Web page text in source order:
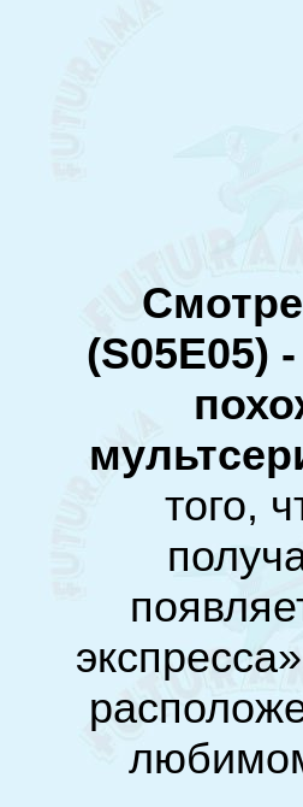
(S05E05)
того,